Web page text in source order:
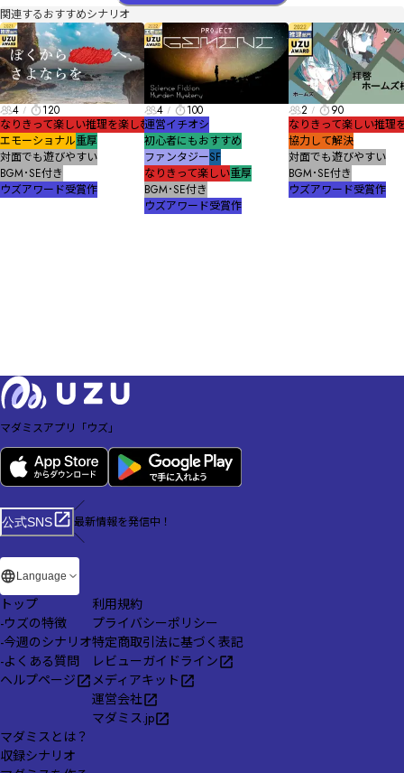
関連するおすすめシナリオ
4
120
なりきって楽しい推理を楽しむ
エモーショナル重厚
対面でも遊びやすい
BGM･SE付き
ウズアワード受賞作
4
100
運営イチオシ
初心者にもおすすめ
ファンタジーSF
なりきって楽しい重厚
BGM･SE付き
ウズアワード受賞作
2
90
なりきって楽しい推理
協力して解決
対面でも遊びやすい
BGM･SE付き
ウズアワード受賞作
マダミスアプリ「ウズ」
公式SNS
／
最新情報を発信中！
＼
Language
トップ
-ウズの特徴
-今週のシナリオ
-よくある質問
ヘルプページ
利用規約
プライバシーポリシー
特定商取引法に基づく表記
レビューガイドライン
メディアキット
運営会社
マダミス.jp
マダミスとは？
収録シナリオ